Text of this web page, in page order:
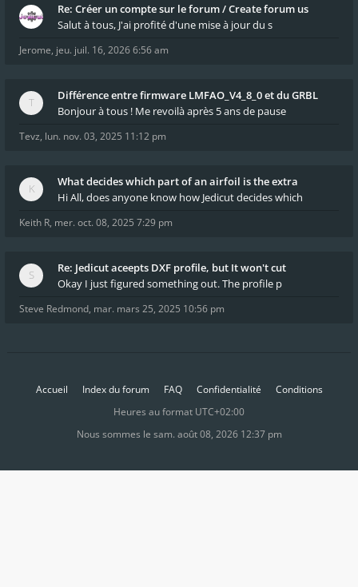
Re: Créer un compte sur le forum / Create forum us
Salut à tous, J'ai profité d'une mise à jour du s
Jerome, jeu. juil. 16, 2026 6:56 am
Différence entre firmware LMFAO_V4_8_0 et du GRBL
Bonjour à tous ! Me revoilà après 5 ans de pause
Tevz, lun. nov. 03, 2025 11:12 pm
What decides which part of an airfoil is the extra
Hi All, does anyone know how Jedicut decides which
Keith R, mer. oct. 08, 2025 7:29 pm
Re: Jedicut aceepts DXF profile, but It won't cut
Okay I just figured something out. The profile p
Steve Redmond, mar. mars 25, 2025 10:56 pm
Accueil Index du forum FAQ Confidentialité
Conditions
Heures au format UTC+02:00
Nous sommes le sam. août 08, 2026 12:37 pm